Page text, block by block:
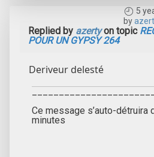
5
by
Replied by azertyon topic
POUR UN GYPSY 264
Deriveur delesté
Ce message s’auto-détruira
minutes